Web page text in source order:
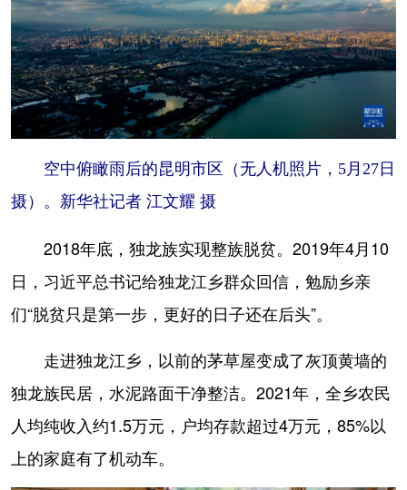
空中俯瞰雨后的昆明市区（无人机照片，5月27日
摄）。新华社记者 江文耀 摄
2018年底，独龙族实现整族脱贫。2019年4月10
日，习近平总书记给独龙江乡群众回信，勉励乡亲
们“脱贫只是第一步，更好的日子还在后头”。
走进独龙江乡，以前的茅草屋变成了灰顶黄墙的
独龙族民居，水泥路面干净整洁。2021年，全乡农民
人均纯收入约1.5万元，户均存款超过4万元，85%以
上的家庭有了机动车。